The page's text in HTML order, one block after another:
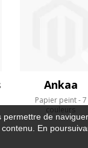
Ankaa
Papier peint
7
couleurs
de
En